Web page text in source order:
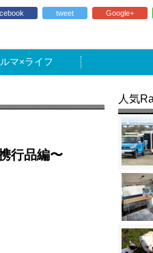
tweet Google+
ライフ
行品編〜
人気